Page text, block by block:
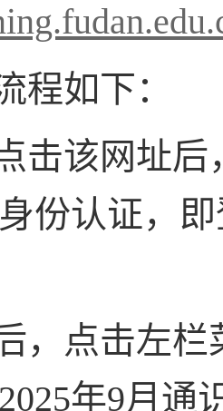
程如下：
击该网址后
份认证，
，点击左栏
2025年9月通